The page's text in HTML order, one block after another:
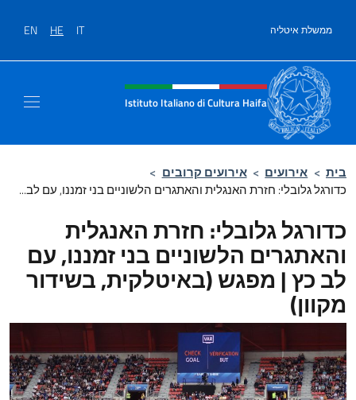
ממשלת איטליה IT
HE
EN
Site header, social and menu
Istituto Italiano di Cultura Haifa
בית > אירועים > אירועים קרובים >
כדורגל גלובלי: חזרת האנגלית והאתגרים הלשוניים בני זמננו, עם לב...
כדורגל גלובלי: חזרת האנגלית
והאתגרים הלשוניים בני זמננו, עם
לב כץ | מפגש (באיטלקית, בשידור
מקוון)